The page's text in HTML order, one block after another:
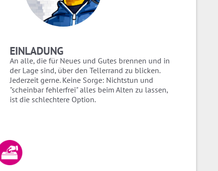
EINLADUNG
An alle, die für Neues und Gutes brennen und in
der Lage sind, über den Tellerrand zu blicken.
Jederzeit gerne. Keine Sorge: Nichtstun und
"scheinbar fehlerfrei" alles beim Alten zu lassen,
ist die schlechtere Option.